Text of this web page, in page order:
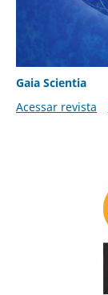
Gaia Scientia
Acessar revista